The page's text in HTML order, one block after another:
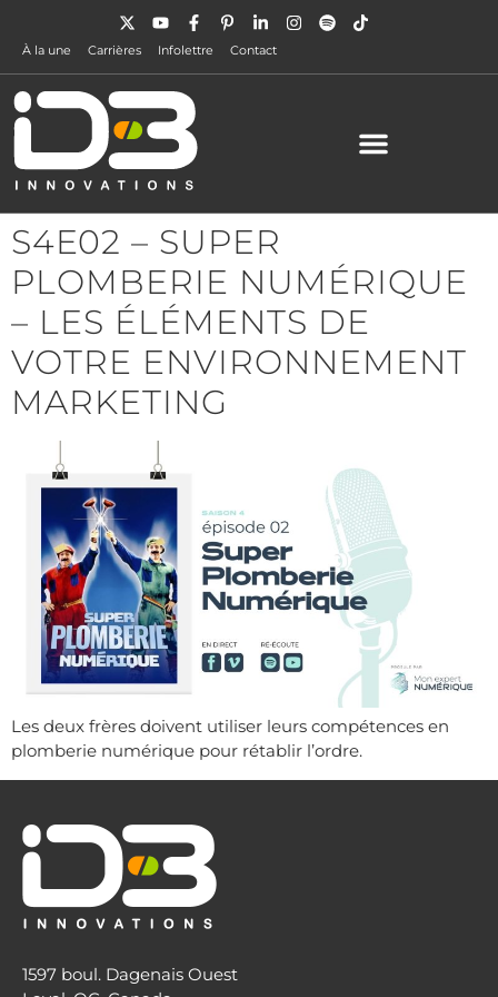
À la une Carrières Infolettre Contact
S4E02 – SUPER
PLOMBERIE NUMÉRIQUE
– LES ÉLÉMENTS DE
VOTRE ENVIRONNEMENT
MARKETING
Les deux frères doivent utiliser leurs compétences en
plomberie numérique pour rétablir l’ordre.
1597 boul. Dagenais Ouest